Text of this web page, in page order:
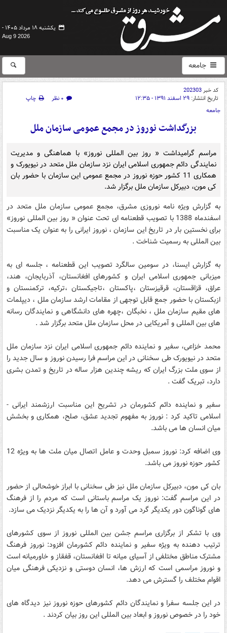
یکشنبه ۱۸ مرداد ۱۴۰۵ -
Aug 9 2026
جامعه
کد خبر202303
تاریخ انتشار: ۲۹ اسفند ۱۳۹۱ - ۱۲:۳۵ ۰ نظر
چاپ
جامعه
بزرگداشت نوروز در مجمع عمومی سازمان ملل
مراسم گرامیداشت « روز بین المللی نوروز» با هماهنگی و مدیریت
نمایندگی دائم جمهوری اسلامی ایران نزد سازمان ملل متحد در نیویورک و
همکاری 11 کشور حوزه نوروز در مجمع عمومی این سازمان با حضور بان
کی مون، دبیرکل سازمان ملل برگزار شد.
به گزارش ویژه نامه نوروزی مشرق، مجمع عمومی سازمان ملل متحد در
اسفندماه 1388 با تصویب قطعنامه ای تحت عنوان « روز بین المللی نوروز»
برای نخستین بار در تاریخ این سازمان ، نوروز ایرانی را به عنوان یک مناسبت
بین المللی به رسمیت شناخت .
به گزارش ایسنا، در سومین سالگرد تصویب این قطعنامه ، جلسه ای به
میزبانی جمهوری اسلامی ایران و کشورهای افغانستان، آذربایجان، هند،
عراق، قزاقستان، قرقیزستان ،پاکستان ،تاجیکستان ،ترکیه، ترکمنستان و
ازبکستان با حضور جمع قابل توجهی از مقامات ارشد سازمان ملل ، دیپلمات
های مقیم سازمان ملل ، نخبگان ،چهره های دانشگاهی و نمایندگان رسانه
های بین المللی و آمریکایی در محل سازمان ملل متحد برگزار شد .
محمد خزاعی، سفیر و نماینده دائم جمهوری اسلامی ایران نزد سازمان ملل
متحد در نیویورک طی سخنانی در این مراسم فرا رسیدن نوروز و سال جدید را
از سوی ملت بزرگ ایران که ریشه چندین هزار ساله در تاریخ و تمدن بشری
دارد، تبریک گفت .
سفیر و نماینده دائم کشورمان در تشریح این مناسبت ارزشمند ایرانی -
اسلامی تاکید کرد : نوروز به مفهوم تجدید عشق، صلح، همکاری و بخشش
میان انسان ها می باشد.
وی اضافه کرد: نوروز سمبل وحدت و عامل اتصال میان ملت ها به ویژه 12
کشور حوزه نوروز می باشد.
بان کی مون، دبیرکل سازمان ملل نیز طی سخنانی با ابراز خوشحالی از حضور
در این مراسم گفت: نوروز یک مراسم باستانی است که مردم را از فرهنگ
های گوناگون دور یکدیگر گرد می آورد و آن ها را به یکدیگر نزدیک می سازد.
وی با تشکر از برگزاری مراسم جشن بین المللی نوروز از سوی کشورهای
ترتیب دهنده به ویژه سفیر و نماینده دائم کشورمان افزود: نوروز فرهنگ
مشترک مناطق مختلفی از آسیای میانه تا افغانستان، قفقاز و خاورمیانه است
و نوروز مراسمی است که ارزش ها، انسان دوستی و نزدیکی فرهنگی میان
اقوام مختلف را گسترش می دهد.
در این جلسه سفرا و نمایندگان دائم کشورهای حوزه نوروز نیز دیدگاه های
خود را در خصوص نوروز و ابعاد بین المللی این روز بیان کردند .